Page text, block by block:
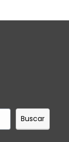
Buscar